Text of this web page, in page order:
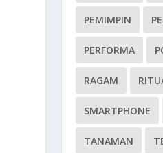
PEMIMPIN
PERFORMA
RAGAM
SMARTPHONE
TANAMAN